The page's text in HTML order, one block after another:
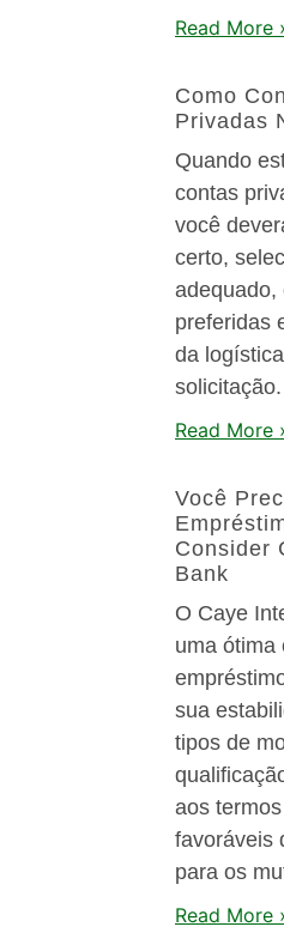
Read More
Como
Privadas
Quando
contas
você
certo,
adequado,
preferidas
da
solicitação.
Read More
Você
Consider
Bank
O Caye
uma ótima
sua
tipos de
aos
favoráveis
para os
Read More